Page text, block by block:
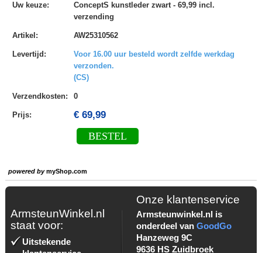
Uw keuze:
ConceptS kunstleder zwart - 69,99 incl.
verzending
Artikel : AW25310562
Levertijd :
Voor 16.00 uur besteld wordt zelfde werkdag
verzonden.
(CS)
Verzendkosten: 0
Prijs: € 69,99
BESTEL
powered bymyShop.com
ArmsteunWinkel.nl
staat voor:
Uitstekende
Onze klantenservice
Armsteunwinkel.nl is
onderdeel van GoodGo
Hanzeweg 9C
9636 HS Zuidbroek